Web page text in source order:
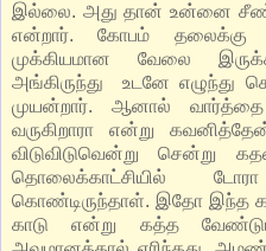
இல்லை. அது தான் உன்னை
என்றார். கோபம் தலைக்கு
முக்கியமான வேலை
அங்கிருந்து உடனே எழுந்து
முயன்றார். ஆனால்
வருகிறாரா என்று
விடுவிடுவென்று
தொலைக்காட்சியில்
கொண்டிருந்தாள். இதோ இந்த
காடு என்று கத்த